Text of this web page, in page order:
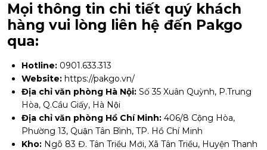
Mọi thông tin chi tiết quý khách
hàng vui lòng liên hệ đến Pakgo
qua:
Hotline: 0901.633.313
Website: https://pakgo.vn/
Địa chỉ văn phòng Hà Nội: Số 35 Xuân Quỳnh, P.Trung
Hòa, Q.Cầu Giấy, Hà Nội
Địa chỉ văn phòng Hồ Chí Minh: 406/8 Cộng Hòa,
Phường 13, Quận Tân Bình, TP. Hồ Chí Minh
Kho: Ngõ 83 Đ. Tân Triều Mới, Xã Tân Triều, Huyện Thanh